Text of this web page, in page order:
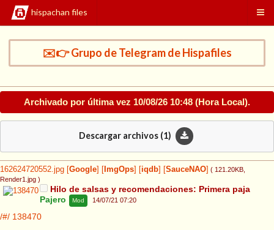
hispachan files
✉️👉 Grupo de Telegram de Hispafiles
Archivado por última vez 10/08/26 10:48 (Hora Local).
Descargar archivos (1)
162624720552.jpg Google ImgOps iqdb SauceNAO ( 121.20KB
Render1.jpg )
Hilo de salsas y recomendaciones: Primera paja
Pajero
Mod 14/07/21 07:20
/#/ 138470